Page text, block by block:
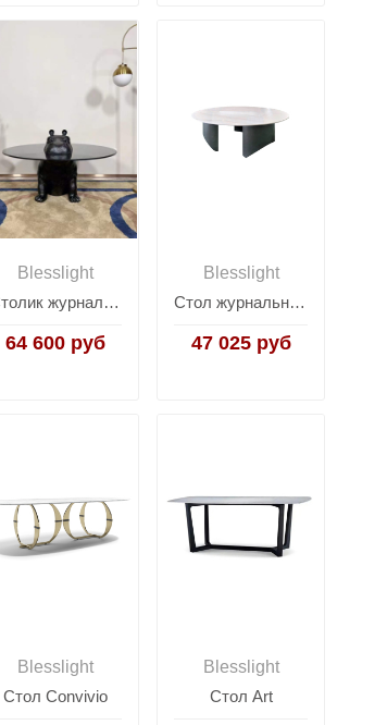
Blesslight
Столик журнальный Hippo
64 600 руб
Blesslight
Стол журнальный Mush
47 025 руб
Blesslight
Стол Convivio
Blesslight
Стол Art